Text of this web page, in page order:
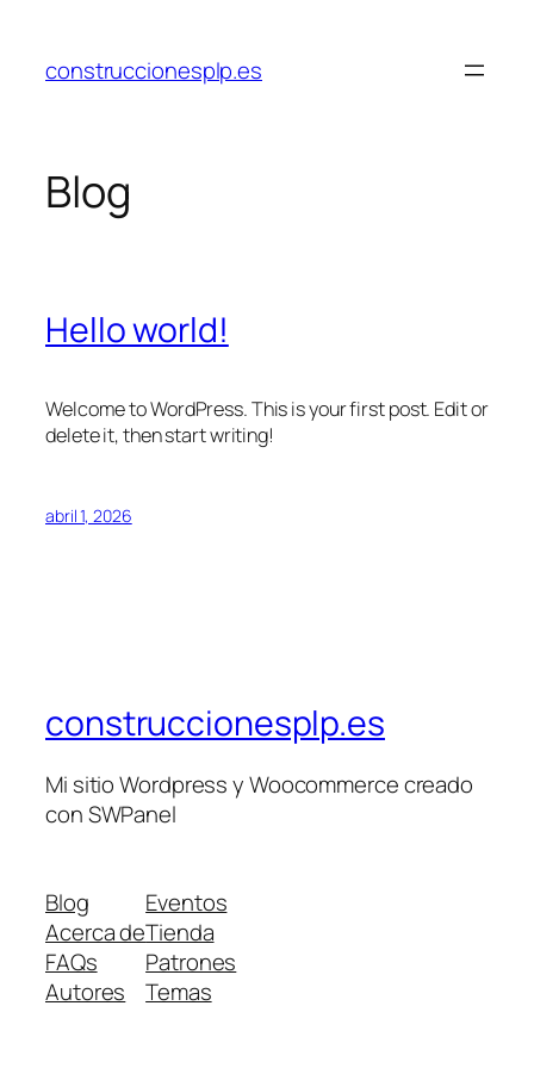
contenido
construccionesplp.es
Blog
Hello world!
Welcome to WordPress. This is your first post. Edit or
delete it, then start writing!
abril 1, 2026
construccionesplp.es
Mi sitio Wordpress y Woocommerce creado
con SWPanel
Blog
Acerca de
FAQs
Autores
Eventos
Tienda
Patrones
Temas